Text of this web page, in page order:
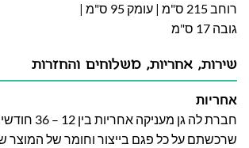
רוחב 215 ס"מ | עומק 95 ס"מ |
גובה 17 ס"מ
שירות, אחריות, משלוחים והחזרות
אחריות
חברת לה גן
שרכשתם על כל פגם בייצור וחומר של המוצר